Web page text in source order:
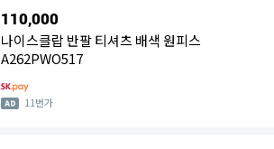
110,000
나이스클랍 반팔 티셔츠 배색 원피스
A262PWO517
11번가